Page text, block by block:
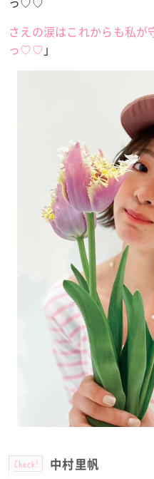
さえの涙はこれからも私が
っ♡♡ 」
Check! 中村里帆